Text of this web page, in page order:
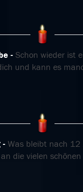
Schon wieder ist
und kann es
Was bleibt nach 12
die vielen schönen